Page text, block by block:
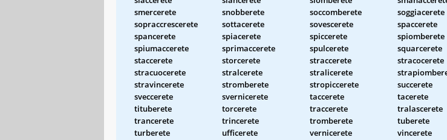
smercerete
snobberete soccomberete
soggiacerete
sopraccrescerete
sottacerete sovescerete
spaccerete
spancerete
spiacerete spiccerete
spiomberete
spiumaccerete
sprimaccerete spulcerete
squarcerete
staccerete
storcerete straccerete
stracocerete
stracuocerete
stralcerete stralicerete
stravincerete
stromberete stropiccerete
succerete
sveccerete
svernicerete taccerete
tacerete
tituberete
torcerete traccerete
tralascerete
trancerete
trincerete tromberete
tuberete
turberete
ufficerete vernicerete
vincerete